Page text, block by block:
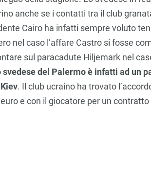
anche se i contatti tra il club
Cairo ha infatti sempre voluto
nel caso l’affare Castro si fosse
sul paracadute Hiljemark nel
svedese del Palermo è infatti ad un
. Il club ucraino ha trovato
e con il giocatore per un